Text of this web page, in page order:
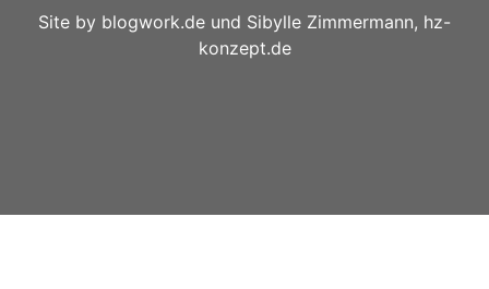
Site by blogwork.de und Sibylle Zimmermann, hz-
konzept.de